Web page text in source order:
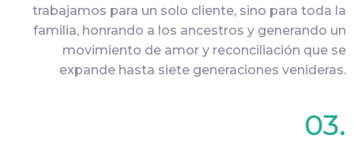
trabajamos para un solo cliente, sino para toda la
familia, honrando a los ancestros y generando un
movimiento de amor y reconciliación que se
expande hasta siete generaciones venideras.
03.